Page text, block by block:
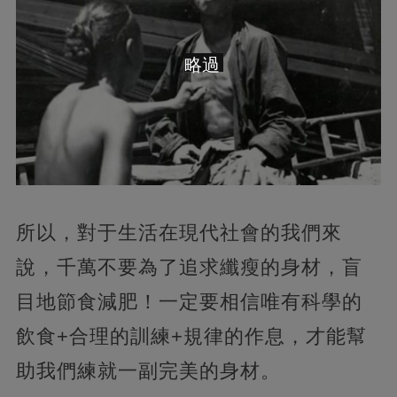
所以，對于生活在現代社會的我們來
說，千萬不要為了追求纖瘦的身材，盲
目地節食減肥！一定要相信唯有科學的
飲食+合理的訓練+規律的作息，才能幫
助我們練就一副完美的身材。
略過